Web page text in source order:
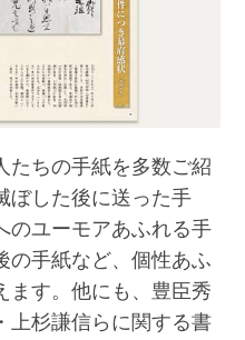
たちの手紙を多数ご紹
ぼした後に送った手
のユーモアあふれる手
の手紙など、個性あふ
ます。他にも、豊臣秀
上杉謙信らに関する書